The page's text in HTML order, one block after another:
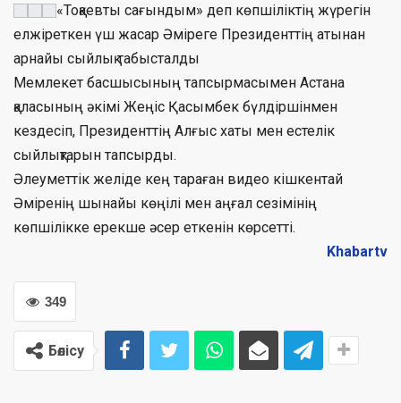
«Тоқаевты сағындым» деп көпшіліктің жүрегін
елжіреткен үш жасар Әміреге Президенттің атынан
арнайы сыйлық табысталды
Мемлекет басшысының тапсырмасымен Астана
қаласының әкімі Жеңіс Қасымбек бүлдіршінмен
кездесіп, Президенттің Алғыс хаты мен естелік
сыйлықтарын тапсырды.
Әлеуметтік желіде кең тараған видео кішкентай
Әміренің шынайы көңілі мен аңғал сезімінің
көпшілікке ерекше әсер еткенін көрсетті.
Khabartv
349
Бөлісу